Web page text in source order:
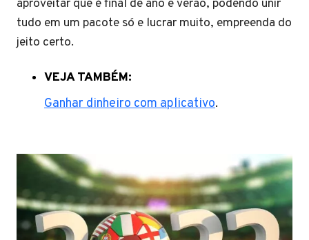
aproveitar que é final de ano e verão, podendo unir
tudo em um pacote só e lucrar muito, empreenda do
jeito certo.
VEJA TAMBÉM:
Ganhar dinheiro com aplicativo.